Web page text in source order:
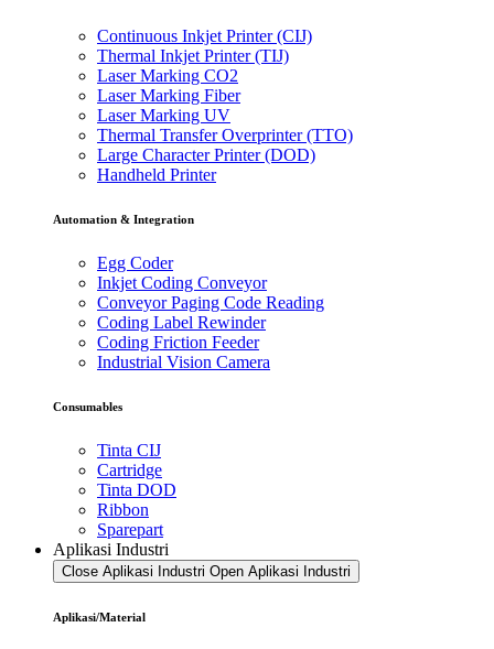
Continuous Inkjet Printer (CIJ)
Thermal Inkjet Printer (TIJ)
Laser Marking CO2
Laser Marking Fiber
Laser Marking UV
Thermal Transfer Overprinter (TTO)
Large Character Printer (DOD)
Handheld Printer
Automation & Integration
Egg Coder
Inkjet Coding Conveyor
Conveyor Paging Code Reading
Coding Label Rewinder
Coding Friction Feeder
Industrial Vision Camera
Consumables
Tinta CIJ
Cartridge
Tinta DOD
Ribbon
Sparepart
Aplikasi Industri
Close Aplikasi Industri Open Aplikasi Industri
Aplikasi/Material